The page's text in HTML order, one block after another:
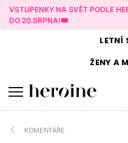
VSTUPENKY NA SVĚT PODLE
DO 20.SRPNA!🎟️
LETNÍ
ŽENY A
KOMENTÁŘE